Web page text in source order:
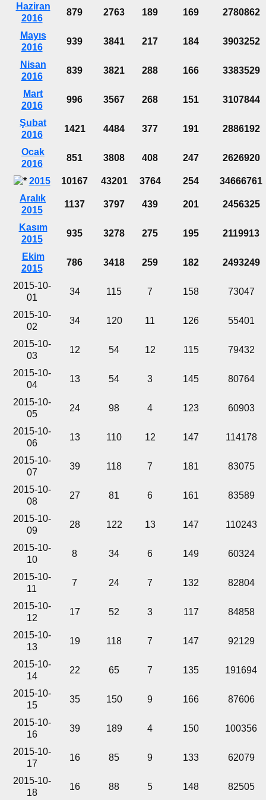
Haziran
2016
879 2763 189 169 2780862
Mayıs
2016
939 3841 217 184 3903252
Nisan
2016
839 3821 288 166 3383529
Mart
2016
996 3567 268 151 3107844
Şubat
2016
1421 4484 377 191 2886192
Ocak
2016
851 3808 408 247 2626920
2015 10167 43201 3764 254
34666761
Aralık
2015
1137 3797 439 201 2456325
Kasım
2015
935 3278 275 195 2119913
Ekim
2015
786 3418 259 182 2493249
2015-10-
01
34 115 7 158 73047
2015-10-
02
34 120 11 126 55401
2015-10-
03
12 54 12 115 79432
2015-10-
04
13 54 3 145 80764
2015-10-
05
24 98 4 123 60903
2015-10-
06
13 110 12 147 114178
2015-10-
07
39 118 7 181 83075
2015-10-
08
27 81 6 161 83589
2015-10-
09
28 122 13 147 110243
2015-10-
10
8 34 6 149 60324
2015-10-
11
7 24 7 132 82804
2015-10-
12
17 52 3 117 84858
2015-10-
13
19 118 7 147 92129
2015-10-
14
22 65 7 135 191694
2015-10-
15
35 150 9 166 87606
2015-10-
16
39 189 4 150 100356
2015-10-
17
16 85 9 133 62079
2015-10-
18
16 88 5 148 82505